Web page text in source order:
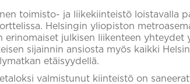
toimisto- ja liikekiinteistö loistavalla
Helsingin yliopiston
erinomaiset julkisen liikenteen yhteydet
sijainnin ansiosta myös kaikki
etäisyydellä.
valmistunut kiinteistö on